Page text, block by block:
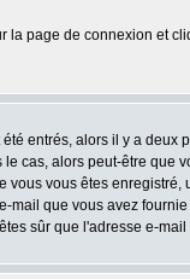
la page de connexion et
entrés, alors il y a
cas, alors peut-être
vous êtes
que vous avez
sûr que l'adresse e-